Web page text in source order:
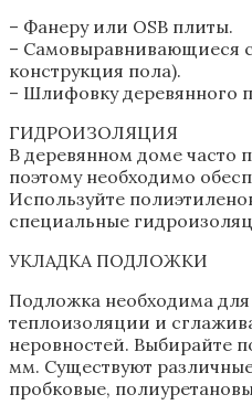
– Фанеру или OSB плиты.
– Самовыравнивающиеся
конструкция пола).
– Шлифовку деревянного
ГИДРОИЗОЛЯЦИЯ
В деревянном доме часто
поэтому необходимо
Используйте
специальные
УКЛАДКА ПОДЛОЖКИ
Подложка необходима
теплоизоляции и
неровностей. Выбирайте
мм. Существуют
пробковые,